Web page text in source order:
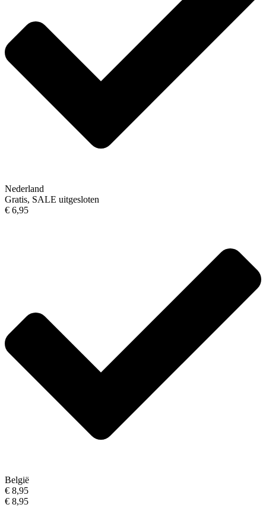
Nederland
Gratis, SALE uitgesloten
€ 6,95
België
€ 8,95
€ 8,95